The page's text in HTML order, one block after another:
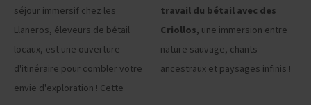
séjour immersif chez les
Llaneros, éleveurs de bétail
locaux, est une ouverture
d'itinéraire pour combler votre
envie d'exploration ! Cette
travail du bétail avec des
Criollos, une immersion entre
nature sauvage, chants
ancestraux et paysages infinis !